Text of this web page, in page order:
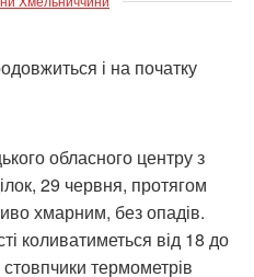
і на початку
обласного центру з
29 червня, протягом
хмарним, без опадів.
коливатиметься від 18 до
термометрів